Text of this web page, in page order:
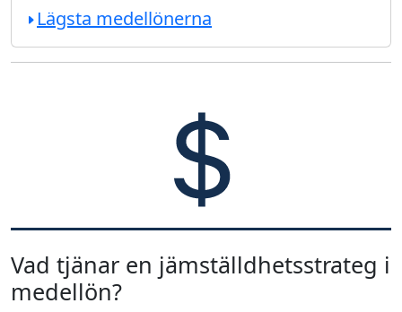
Lägsta medellönerna
Vad tjänar en jämställdhetsstrateg i
medellön?